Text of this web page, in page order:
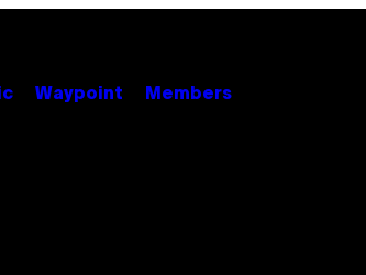
Waypoint Members